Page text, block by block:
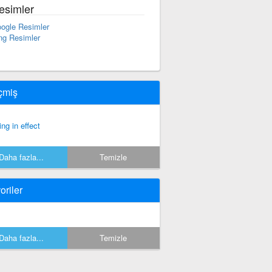
Resimler
Resimler
in effect
Daha fazla... Temizle
Daha fazla... Temizle